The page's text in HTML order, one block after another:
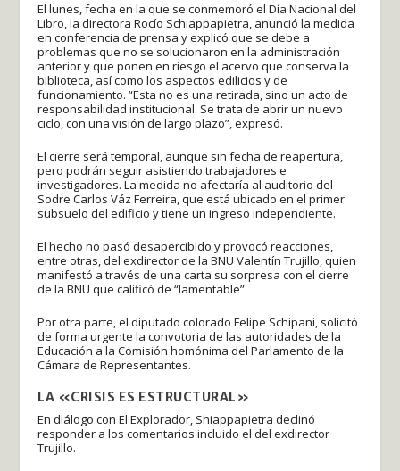
El lunes, fecha en la que se conmemoró el Día Nacional del
Libro, la directora Rocío Schiappapietra, anunció la medida
en conferencia de prensa y explicó que se debe a
problemas que no se solucionaron en la administración
anterior y que ponen en riesgo el acervo que conserva la
biblioteca, así como los aspectos edilicios y de
funcionamiento. “Esta no es una retirada, sino un acto de
responsabilidad institucional. Se trata de abrir un nuevo
ciclo, con una visión de largo plazo”, expresó.
El cierre será temporal, aunque sin fecha de reapertura,
pero podrán seguir asistiendo trabajadores e
investigadores. La medida no afectaría al auditorio del
Sodre Carlos Váz Ferreira, que está ubicado en el primer
subsuelo del edificio y tiene un ingreso independiente.
El hecho no pasó desapercibido y provocó reacciones,
entre otras, del exdirector de la BNU Valentín Trujillo, quien
manifestó a través de una carta su sorpresa con el cierre
de la BNU que calificó de “lamentable”.
Por otra parte, el diputado colorado Felipe Schipani, solicitó
de forma urgente la convotoria de las autoridades de la
Educación a la Comisión homónima del Parlamento de la
Cámara de Representantes.
LA «CRISIS ES ESTRUCTURAL»
En diálogo con El Explorador, Shiappapietra declinó
responder a los comentarios incluido el del exdirector
Trujillo.